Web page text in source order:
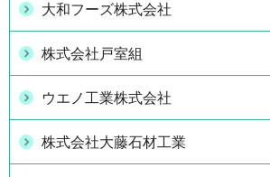
大和フーズ株式会社
株式会社戸室組
ウエノ工業株式会社
株式会社大藤石材工業